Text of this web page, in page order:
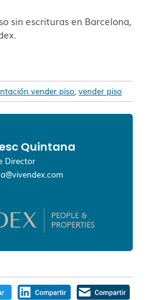
sin escrituras en Barcelona,
vender piso, vender piso
Quintana
Director